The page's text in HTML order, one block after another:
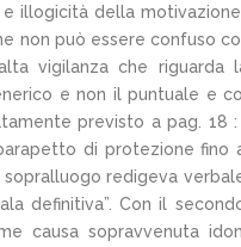
illogicità della
non può essere confuso
vigilanza che riguarda
e non il puntuale e
previsto a pag.
di protezione fino
sopralluogo redigeva
definitiva”. Con il
causa sopravvenuta